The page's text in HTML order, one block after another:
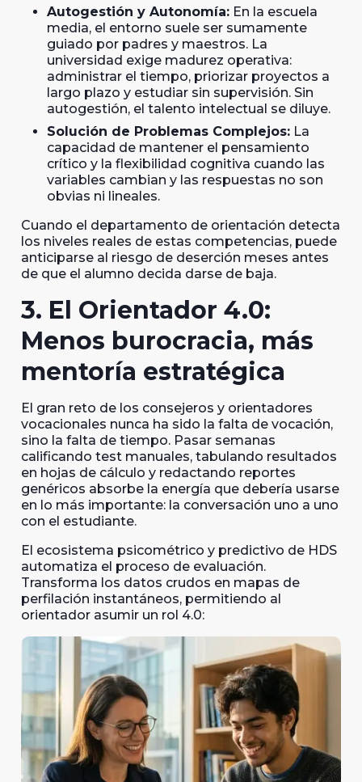
Autogestión y Autonomía:En la escuela
media, el entorno suele ser sumamente
guiado por padres y maestros. La
universidad exige madurez operativa:
administrar el tiempo, priorizar proyectos a
largo plazo y estudiar sin supervisión. Sin
autogestión, el talento intelectual se diluye.
Solución de Problemas Complejos:La
capacidad de mantener el pensamiento
crítico y la flexibilidad cognitiva cuando las
variables cambian y las respuestas no son
obvias ni lineales.
Cuando el departamento de orientación detecta
los niveles reales de estas competencias, puede
anticiparse al riesgo de deserción meses antes
de que el alumno decida darse de baja.
3. El Orientador 4.0:
Menos burocracia, más
mentoría estratégica
El gran reto de los consejeros y orientadores
vocacionales nunca ha sido la falta de vocación,
sino la falta de tiempo. Pasar semanas
calificando test manuales, tabulando resultados
en hojas de cálculo y redactando reportes
genéricos absorbe la energía que debería usarse
en lo más importante: la conversación uno a uno
con el estudiante.
El ecosistema psicométrico y predictivo de HDS
automatiza el proceso de evaluación.
Transforma los datos crudos en mapas de
perfilación instantáneos, permitiendo al
orientador asumir un rol 4.0: